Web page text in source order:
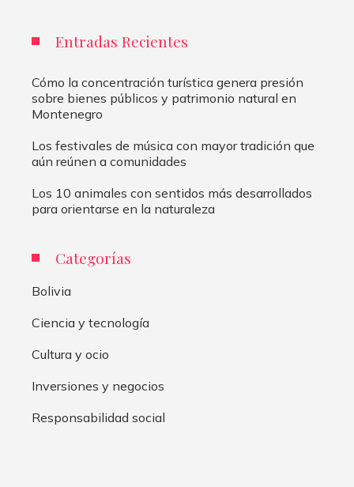
Entradas Recientes
Cómo la concentración turística genera presión
sobre bienes públicos y patrimonio natural en
Montenegro
Los festivales de música con mayor tradición que
aún reúnen a comunidades
Los 10 animales con sentidos más desarrollados
para orientarse en la naturaleza
Categorías
Bolivia
Ciencia y tecnología
Cultura y ocio
Inversiones y negocios
Responsabilidad social